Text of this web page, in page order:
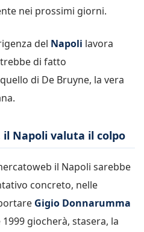
nei prossimi giorni.
del Napoli lavora
di fatto
di De Bruyne, la vera
Napoli valuta il colpo
il Napoli sarebbe
concreto, nelle
Gigio Donnarumma
giocherà, stasera, la